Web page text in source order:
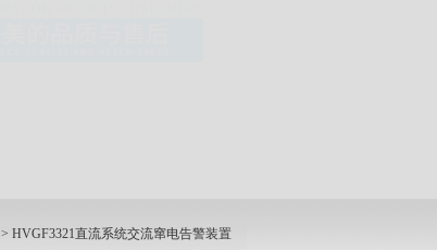
> HVGF3321直流系统交流窜电告警装置